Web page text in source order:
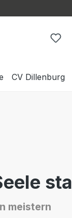
CV Dillenburg
meistern